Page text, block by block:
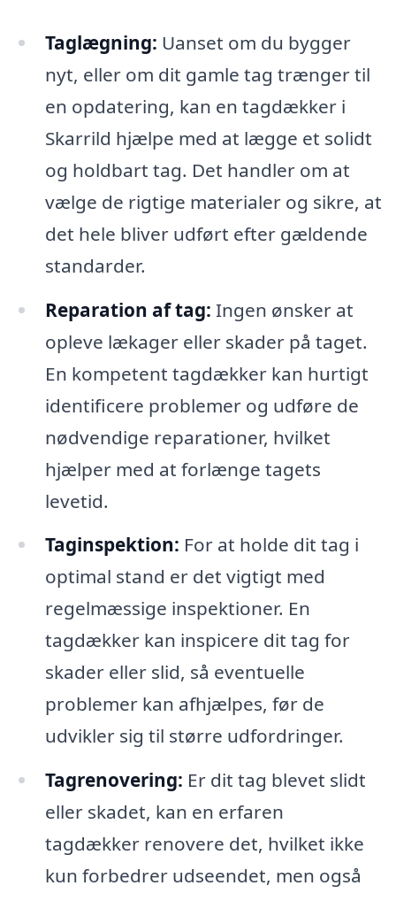
Taglægning: Uanset om du bygger
nyt, eller om dit gamle tag trænger til
en opdatering, kan en tagdækker i
Skarrild hjælpe med at lægge et solidt
og holdbart tag. Det handler om at
vælge de rigtige materialer og sikre, at
det hele bliver udført efter gældende
standarder.
Reparation af tag: Ingen ønsker at
opleve lækager eller skader på taget.
En kompetent tagdækker kan hurtigt
identificere problemer og udføre de
nødvendige reparationer, hvilket
hjælper med at forlænge tagets
levetid.
Taginspektion: For at holde dit tag i
optimal stand er det vigtigt med
regelmæssige inspektioner. En
tagdækker kan inspicere dit tag for
skader eller slid, så eventuelle
problemer kan afhjælpes, før de
udvikler sig til større udfordringer.
Tagrenovering: Er dit tag blevet slidt
eller skadet, kan en erfaren
tagdækker renovere det, hvilket ikke
kun forbedrer udseendet, men også